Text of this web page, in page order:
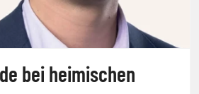
bei heimischen